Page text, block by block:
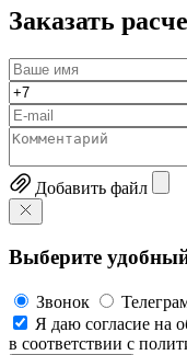
Заказать
Добавить файл
Выберите
Звонок
Я даю согласие на
в соответствии с